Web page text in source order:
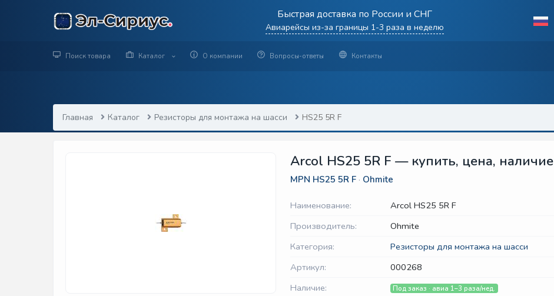
Быстрая доставка по России и СНГ
Авиарейсы из-за границы 1-3 раза в неделю
Поиск товара Каталог О компании Вопросы-ответы Контакты
Главная Каталог Резисторы для монтажа на шасси HS25 5R F
Arcol HS25 5R F — купить, цена, наличие
MPN HS25 5R F · Ohmite
Наименование:
Arcol HS25 5R F
Производитель:
Ohmite
Категория:
Резисторы для монтажа на шасси
Артикул:
000268
Наличие:
Под заказ · авиа 1–3 раза/нед.